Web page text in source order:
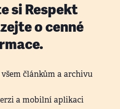
si Respekt
o cenné
článkům a archivu
a mobilní aplikaci